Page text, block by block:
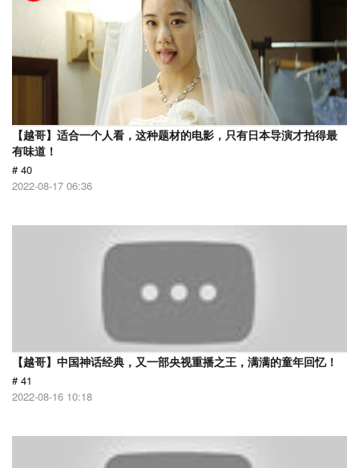
【越哥】适合一个人看，这种题材的电影，只有日本导演才拍得最
有味道！
# 40
2022-08-17 06:36
【越哥】中国神话经典，又一部央视重播之王，满满的童年回忆！
# 41
2022-08-16 10:18